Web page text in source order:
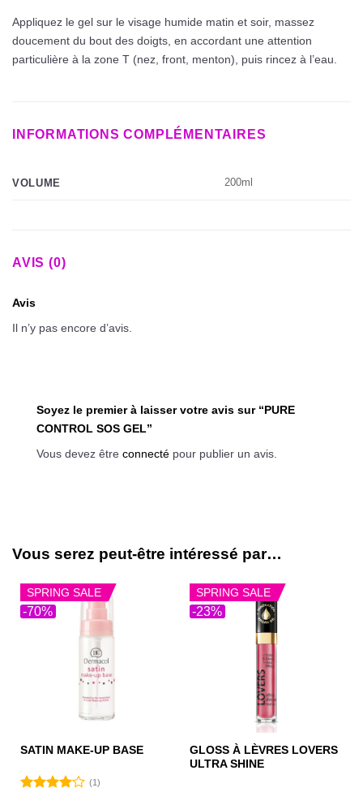
Appliquez le gel sur le visage humide matin et soir, massez
doucement du bout des doigts, en accordant une attention
particulière à la zone T (nez, front, menton), puis rincez à l’eau.
INFORMATIONS COMPLÉMENTAIRES
VOLUME 200ml
AVIS (0)
Avis
Il n’y pas encore d’avis.
Soyez le premier à laisser votre avis sur “PURE
CONTROL SOS GEL”
Vous devez être connecté pour publier un avis.
Vous serez peut-être intéressé par…
-70%
SPRING SALE
SATIN MAKE-UP BASE
(1)
-23%
SPRING SALE
GLOSS À LÈVRES LOVERS
ULTRA SHINE